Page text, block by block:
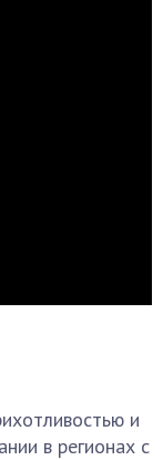
и
в регионах с